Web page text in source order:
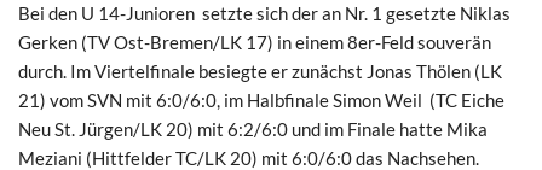
Bei den U 14-Junioren setzte sich der an Nr. 1 gesetzte Niklas
Gerken (TV Ost-Bremen/LK 17) in einem 8er-Feld souverän
durch. Im Viertelfinale besiegte er zunächst Jonas Thölen (LK
21) vom SVN mit 6:0/6:0, im Halbfinale Simon Weil (TC Eiche
Neu St. Jürgen/LK 20) mit 6:2/6:0 und im Finale hatte Mika
Meziani (Hittfelder TC/LK 20) mit 6:0/6:0 das Nachsehen.